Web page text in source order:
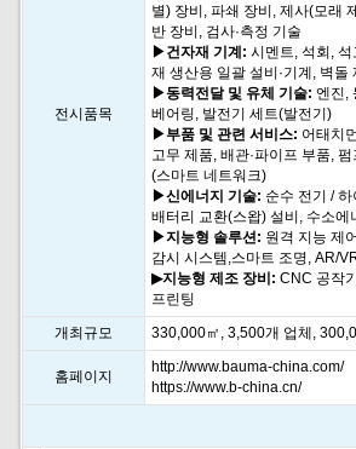
전시품목
별) 장비, 파쇄 장비, 제사(모래
반 장비, 검사·측정 기술
▶건자재 기계: 시멘트, 석회,
재 생산용 일괄 설비·기계, 벽돌
▶동력전달 및 유체 기술: 엔진,
베어링, 발전기 세트(발전기)
▶부품 및 관련 서비스: 어태치
고무 제품, 배관·파이프 부품,
(스마트 네트워크)
▶신에너지 기술: 순수 전기 /
배터리 교환(스왑) 설비, 수소에
▶지능형 솔루션: 원격 지능 제
감시 시스템,스마트 조명, AR/
▶지능형 제조 장비: CNC 공작
프린팅
개최규모
330,000㎡, 3,500개 업체,
홈페이지
http://www.bauma-china.com/
https://www.b-china.cn/